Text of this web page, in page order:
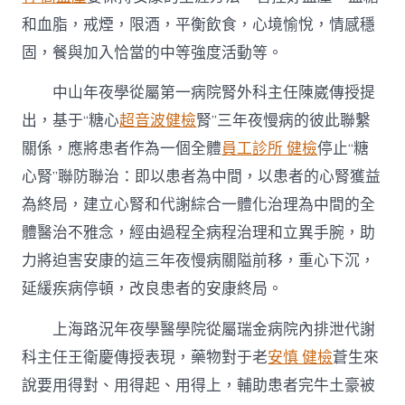
和血脂，戒煙，限酒，平衡飲食，心境愉悅，情感穩
固，餐與加入恰當的中等強度活動等。
中山年夜學從屬第一病院腎外科主任陳崴傳授提
出，基于“糖心超音波健檢腎”三年夜慢病的彼此聯繫
關係，應將患者作為一個全體員工診所 健檢停止“糖
心腎”聯防聯治：即以患者為中間，以患者的心腎獲益
為終局，建立心腎和代謝綜合一體化治理為中間的全
體醫治不雅念，經由過程全病程治理和立異手腕，助
力將迫害安康的這三年夜慢病關隘前移，重心下沉，
延緩疾病停頓，改良患者的安康終局。
上海路況年夜學醫學院從屬瑞金病院內排泄代謝
科主任王衛慶傳授表現，藥物對于老安慎 健檢蒼生來
說要用得對、用得起、用得上，輔助患者完牛土豪被